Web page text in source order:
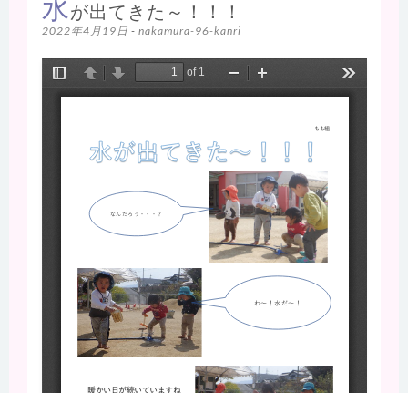
水が出てきた～！！！
2022年4月19日 - nakamura-96-kanri